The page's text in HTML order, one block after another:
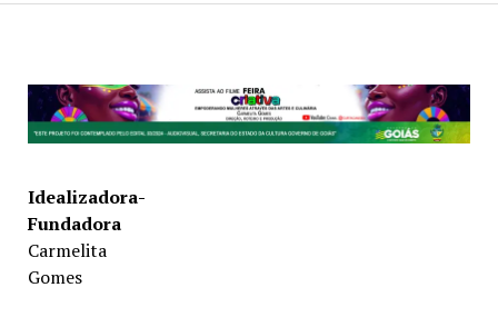
Idealizadora-
Fundadora
Carmelita
Gomes